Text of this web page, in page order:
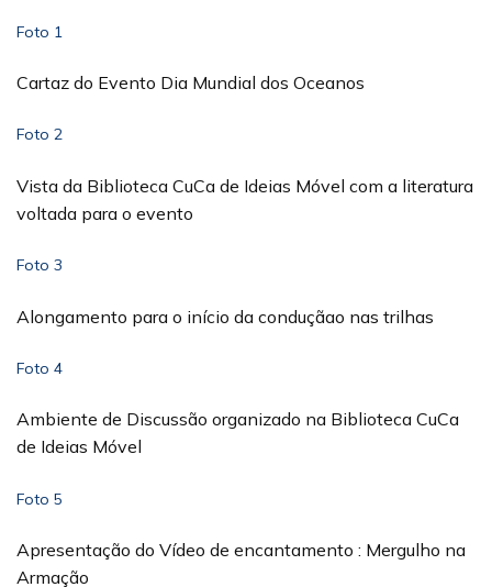
Foto 1
Cartaz do Evento Dia Mundial dos Oceanos
Foto 2
Vista da Biblioteca CuCa de Ideias Móvel com a literatura
voltada para o evento
Foto 3
Alongamento para o início da conduçãao nas trilhas
Foto 4
Ambiente de Discussão organizado na Biblioteca CuCa
de Ideias Móvel
Foto 5
Apresentação do Vídeo de encantamento : Mergulho na
Armação